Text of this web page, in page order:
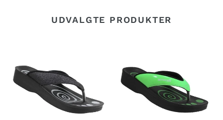
UDVALGTE PRODUKTER
Med
Glitter